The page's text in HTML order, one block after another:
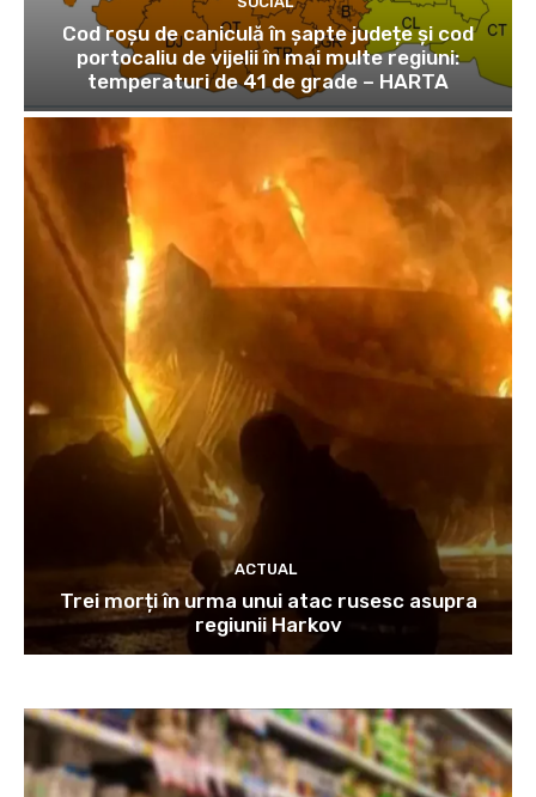
Cod roșu de caniculă în șapte județe și cod
portocaliu de vijelii în mai multe regiuni:
temperaturi de 41 de grade – HARTA
ACTUAL
Trei morți în urma unui atac rusesc asupra
regiunii Harkov